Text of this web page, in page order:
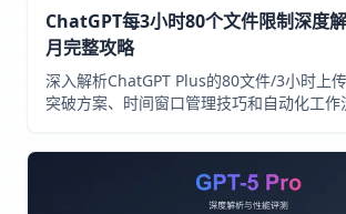
ChatGPT每3小时80个文件限制深度
月完整攻略
深入解析ChatGPT Plus的80文件/3小时上
突破方案、时间窗口管理技巧和自动化工作